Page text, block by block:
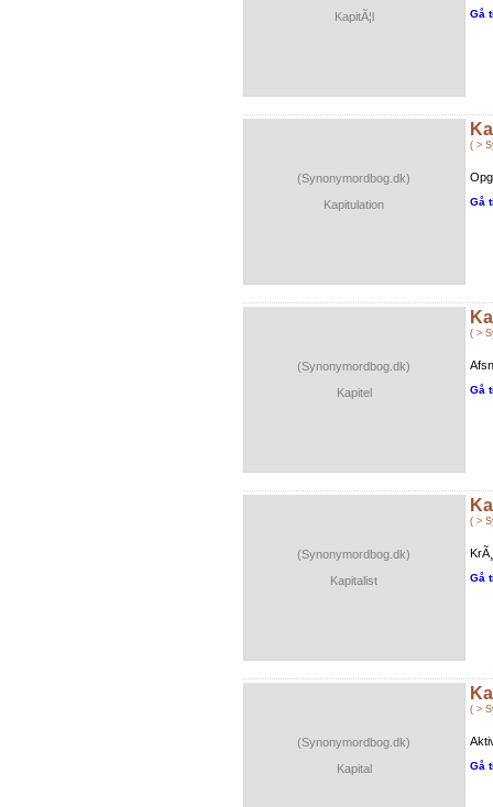
KapitÃ¦l
Gå
(Synonymordbog.dk)
Kapitulation
( >
Gå
(Synonymordbog.dk)
Kapitel
( >
Gå
(Synonymordbog.dk)
Kapitalist
( >
Gå
(Synonymordbog.dk)
Kapital
( >
Gå